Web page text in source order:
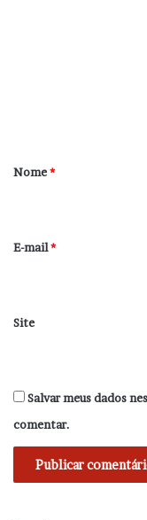
r
*
Nome*
E-mail*
Site
Salvar meus dados
comentar.